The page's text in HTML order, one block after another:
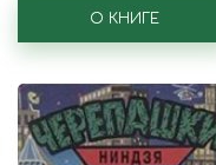
О КНИГЕ